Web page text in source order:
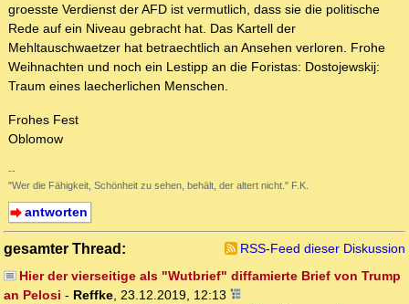
groesste Verdienst der AFD ist vermutlich, dass sie die politische
Rede auf ein Niveau gebracht hat. Das Kartell der
Mehltauschwaetzer hat betraechtlich an Ansehen verloren. Frohe
Weihnachten und noch ein Lestipp an die Foristas: Dostojewskij:
Traum eines laecherlichen Menschen.
Frohes Fest
Oblomow
--
"Wer die Fähigkeit, Schönheit zu sehen, behält, der altert nicht." F.K.
antworten
gesamter Thread:
RSS-Feed dieser Diskussion
Hier der vierseitige als "Wutbrief" diffamierte Brief von Trump
an Pelosi - Reffke 23.12.2019, 12:13